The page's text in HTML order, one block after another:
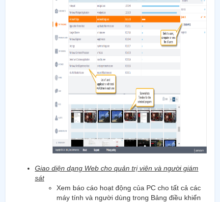
Giao diện dạng Web cho quản trị viên và người giám
sát
Xem báo cáo hoạt động của PC cho tất cả các
máy tính và người dùng trong Bảng điều khiển